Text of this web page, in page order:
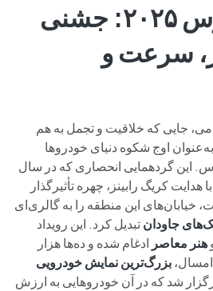
مایامی کنکورس ۲۰۲۵: جشنی
سرعت و
جایی که خلاقیت و تجمل به هم
اوج شکوه دنیای خودروها
این گردهمایی انحصاری که در سال
با هدایت کریگ رابینز، چهره تأثیرگذار
این منطقه را به گالری‌ای
جاودانتبدیل کرد. این رویداد
هنر معاصر ادغام شده و ده‌ها هزار
بزرگ‌ترین نمایش خودرویی
شد که در آن خودروهایی به ارزش